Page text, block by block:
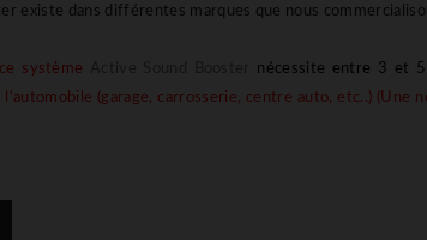
existe dans différentes marques que nous
système
nécessite entre 3 et
l'automobile (garage, carrosserie, centre auto, etc..) (Une